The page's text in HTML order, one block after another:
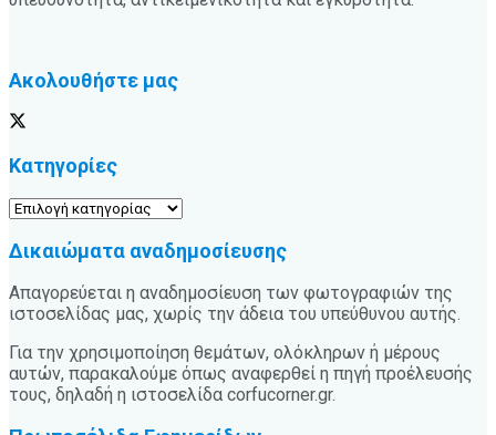
Ακολουθήστε μας
Κατηγορίες
Κατηγορίες
Δικαιώματα αναδημοσίευσης
Απαγορεύεται η αναδημοσίευση των φωτογραφιών της
ιστοσελίδας μας, χωρίς την άδεια του υπεύθυνου αυτής.
Για την χρησιμοποίηση θεμάτων, ολόκληρων ή μέρους
αυτών, παρακαλούμε όπως αναφερθεί η πηγή προέλευσής
τους, δηλαδή η ιστοσελίδα corfucorner.gr.